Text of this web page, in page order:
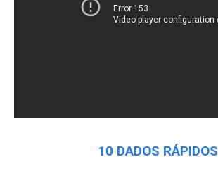
10 DADOS RÁPIDOS